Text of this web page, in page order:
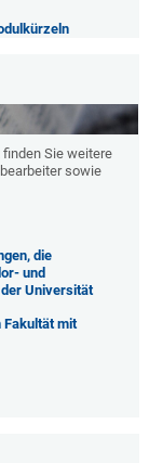
Sie weitere
sowie
die
und
Universität
Fakultät mit